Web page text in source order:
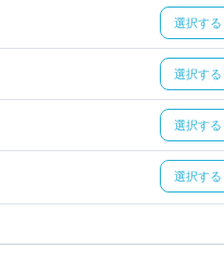
選択する
選択する
選択する
選択する